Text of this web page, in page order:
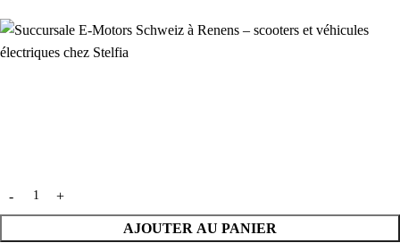
AJOUTER AU PANIER